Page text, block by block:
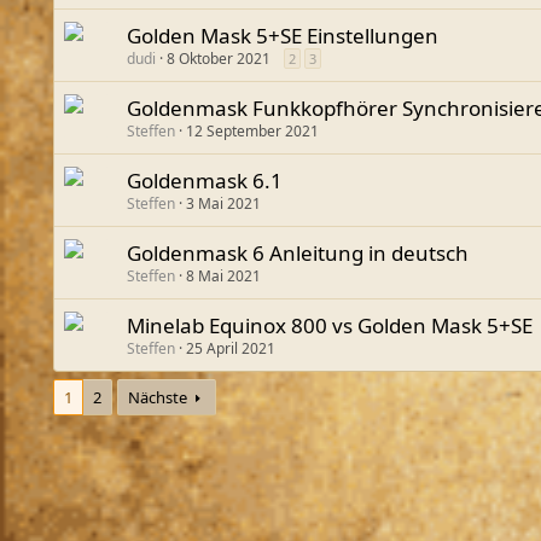
Golden Mask 5+SE Einstellungen
dudi 8 Oktober 2021 2 3
Goldenmask Funkkopfhörer
Steffen 12 September 2021
Goldenmask 6.1
Steffen 3 Mai 2021
Goldenmask 6 Anleitung in deutsch
Steffen 8 Mai 2021
Minelab Equinox 800 vs Golden Mask 5+SE
Steffen 25 April 2021
1 2 Nächste